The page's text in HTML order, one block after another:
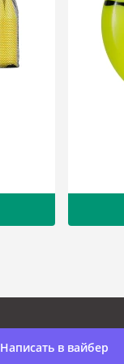
Написать в вайбер